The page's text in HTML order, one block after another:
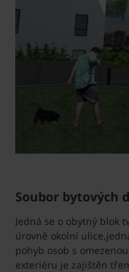
Soubor bytových
Jedná se o obytný blok
úrovně okolní
pohyb osob s
exteriéru je zajištěn